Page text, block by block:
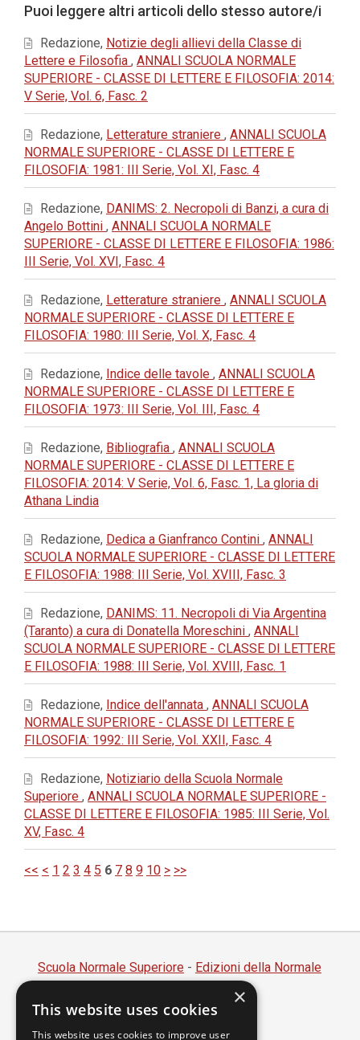
dell'articolo
Puoi leggere altri articoli dello stesso autore/i
Redazione, Notizie degli allievi della Classe di
Lettere e Filosofia , ANNALI SCUOLA NORMALE
SUPERIORE - CLASSE DI LETTERE E FILOSOFIA: 2014:
V Serie, Vol. 6, Fasc. 2
Redazione, Letterature straniere , ANNALI SCUOLA
NORMALE SUPERIORE - CLASSE DI LETTERE E
FILOSOFIA: 1981: III Serie, Vol. XI, Fasc. 4
Redazione, DANIMS: 2. Necropoli di Banzi, a cura di
Angelo Bottini , ANNALI SCUOLA NORMALE
SUPERIORE - CLASSE DI LETTERE E FILOSOFIA: 1986:
III Serie, Vol. XVI, Fasc. 4
Redazione, Letterature straniere , ANNALI SCUOLA
NORMALE SUPERIORE - CLASSE DI LETTERE E
FILOSOFIA: 1980: III Serie, Vol. X, Fasc. 4
Redazione, Indice delle tavole , ANNALI SCUOLA
NORMALE SUPERIORE - CLASSE DI LETTERE E
FILOSOFIA: 1973: III Serie, Vol. III, Fasc. 4
Redazione, Bibliografia , ANNALI SCUOLA
NORMALE SUPERIORE - CLASSE DI LETTERE E
FILOSOFIA: 2014: V Serie, Vol. 6, Fasc. 1, La gloria di
Athana Lindia
Redazione, Dedica a Gianfranco Contini , ANNALI
SCUOLA NORMALE SUPERIORE - CLASSE DI LETTERE
E FILOSOFIA: 1988: III Serie, Vol. XVIII, Fasc. 3
Redazione, DANIMS: 11. Necropoli di Via Argentina
(Taranto) a cura di Donatella Moreschini , ANNALI
SCUOLA NORMALE SUPERIORE - CLASSE DI LETTERE
E FILOSOFIA: 1988: III Serie, Vol. XVIII, Fasc. 1
Redazione, Indice dell'annata , ANNALI SCUOLA
NORMALE SUPERIORE - CLASSE DI LETTERE E
FILOSOFIA: 1992: III Serie, Vol. XXII, Fasc. 4
Redazione, Notiziario della Scuola Normale
Superiore , ANNALI SCUOLA NORMALE SUPERIORE -
CLASSE DI LETTERE E FILOSOFIA: 1985: III Serie, Vol.
XV, Fasc. 4
<< < 1 2 3 4 5 6 7 8 9 10 > >>
Scuola Normale Superiore - Edizioni della Normale
Piazza dei Cavalieri, 7 - 56126 Pisa
Codice fiscale 80005050507
Partita IVA 00420000507
×
This website uses cookies
This website uses cookies to improve user